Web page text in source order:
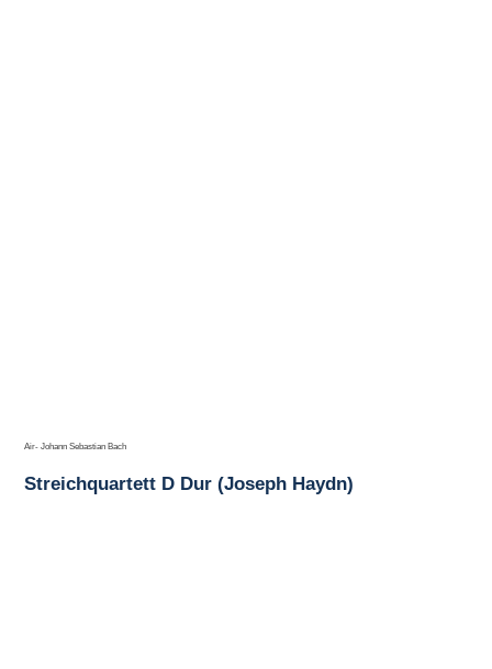
Air- Johann Sebastian Bach
Streichquartett D Dur (Joseph Haydn)